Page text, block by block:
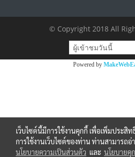
© Copyright 2018 All
ผู้เข้าชมวันนี้
Powered by
เว็บไซต์นี้มีการใช้งานคุกกี้ เพื่อเพิ่มประ
การใช้งานเว็บไซต์ของท่าน ท่านสามารถอ่
นโยบายความเป็นส่วนตัว และ นโยบายคุ